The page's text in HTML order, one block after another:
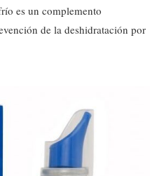
es un complemento
de la deshidratación por